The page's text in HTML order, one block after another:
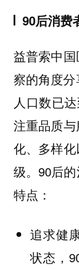
90后消费
益普索中
察的角度分
人口数已
注重品质
化、多样
级。90后
特点：
追求健
状态，